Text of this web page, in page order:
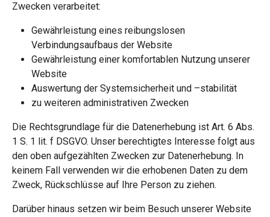
Zwecken verarbeitet:
Gewährleistung eines reibungslosen
Verbindungsaufbaus der Website
Gewährleistung einer komfortablen Nutzung unserer
Website
Auswertung der Systemsicherheit und –stabilität
zu weiteren administrativen Zwecken
Die Rechtsgrundlage für die Datenerhebung ist Art. 6 Abs.
1 S. 1 lit. f DSGVO. Unser berechtigtes Interesse folgt aus
den oben aufgezählten Zwecken zur Datenerhebung. In
keinem Fall verwenden wir die erhobenen Daten zu dem
Zweck, Rückschlüsse auf Ihre Person zu ziehen.
Darüber hinaus setzen wir beim Besuch unserer Website